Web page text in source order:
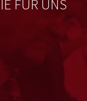
FÜR UNS